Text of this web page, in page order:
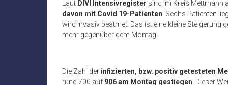
Laut DIVI Intensivregister sind im Kreis Mettmann
davon mit Covid 19-Patienten . Sechs Patienten
wird invasiv beatmet. Das ist eine kleine Steigerung
mehr gegenüber dem Montag.
Die Zahl der infizierten, bzw. positiv getesteten
rund 700 auf 906 am Montag gestiegen . Dieser